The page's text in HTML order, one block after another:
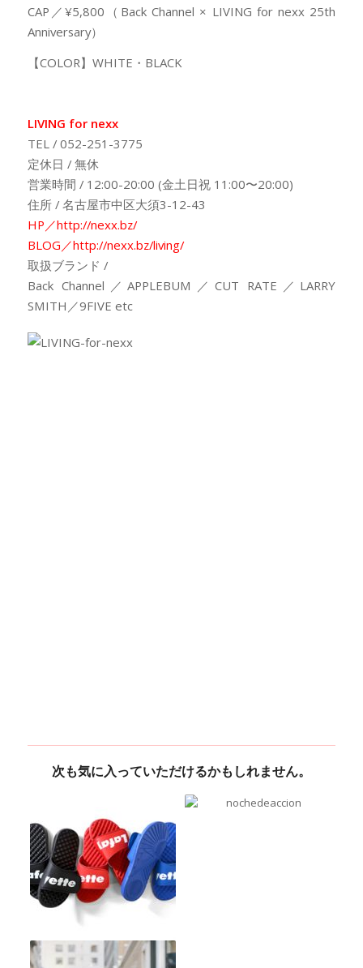
CAP／¥5,800（Back Channel × LIVING for nexx 25th
Anniversary）
【COLOR】WHITE・BLACK
LIVING for nexx
TEL / 052-251-3775
定休日 / 無休
営業時間 / 12:00-20:00 (金土日祝 11:00〜20:00)
住所 / 名古屋市中区大須3-12-43
HP／http://nexx.bz/
BLOG／http://nexx.bz/living/
取扱ブランド /
Back Channel／APPLEBUM／CUT RATE／LARRY
SMITH／9FIVE etc
次も気に入っていただけるかもしれません。